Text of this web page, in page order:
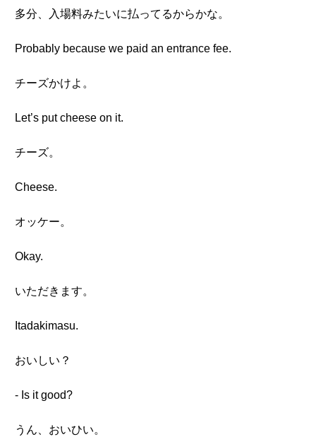
多分、入場料みたいに払ってるからかな。
Probably because we paid an entrance fee.
チーズかけよ。
Let’s put cheese on it.
チーズ。
Cheese.
オッケー。
Okay.
いただきます。
Itadakimasu.
おいしい？
- Is it good?
うん、おいひい。